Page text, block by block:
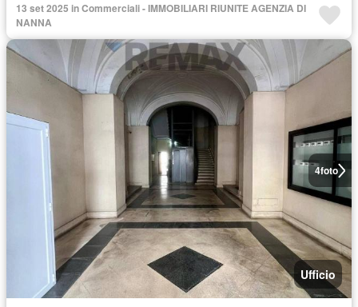
13 set 2025 in Commerciali - IMMOBILIARI RIUNITE AGENZIA DI
NANNA
4foto
Ufficio